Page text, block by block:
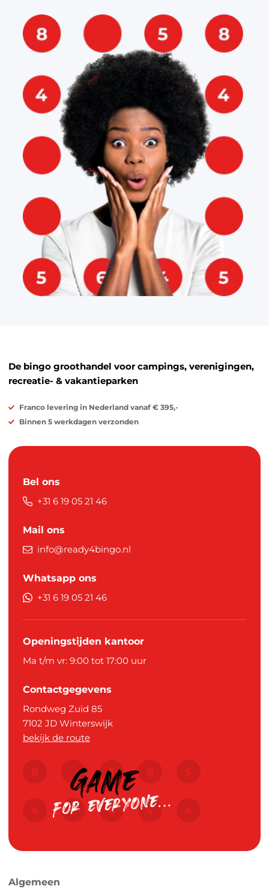
De bingo groothandel voor campings, verenigingen,
recreatie- & vakantieparken
Franco levering in Nederland vanaf € 395,-
Binnen 5 werkdagen verzonden
Bel ons
+31 6 19 05 21 46
Mail ons
info@ready4bingo.nl
Whatsapp ons
+31 6 19 05 21 46
Openingstijden kantoor
Ma t/m vr: 9:00 tot 17:00 uur
Contactgegevens
Rondweg Zuid 85
7102 JD Winterswijk
bekijk de route
Algemeen